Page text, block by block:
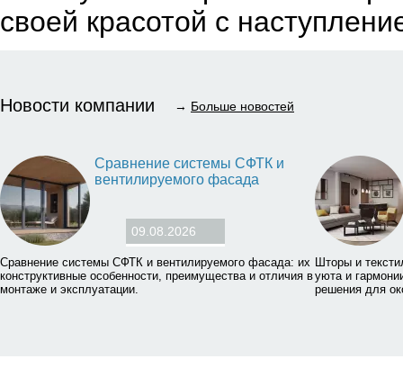
своей красотой с
Новости компании → Больше новостей
Сравнение системы СФТК и
вентилируемого фасада
09.08.2026
Сравнение системы СФТК и вентилируемого фасада: их
конструктивные особенности, преимущества и отличия в
монтаже и эксплуатации.
Шторы и
уюта и
решения для